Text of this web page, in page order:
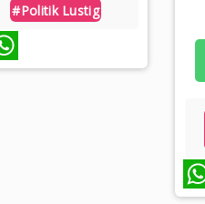
#politik Lustig